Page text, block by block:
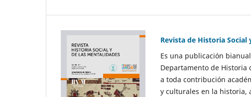
Revista de Historia Social
Es una publicación
Departamento de Historia
a toda contribución
y culturales en la historia,